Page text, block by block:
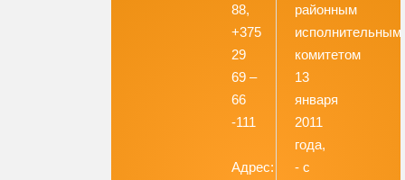
88,
+375
29
69 –
66
-111
Адрес:
районным
исполнительным
комитетом
13
января
2011
года,
- с